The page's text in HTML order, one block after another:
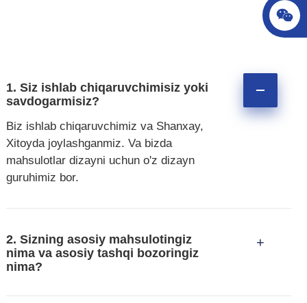
1. Siz ishlab chiqaruvchimisiz yoki
savdogarmisiz?
Biz ishlab chiqaruvchimiz va Shanxay,
Xitoyda joylashganmiz. Va bizda
mahsulotlar dizayni uchun o'z dizayn
guruhimiz bor.
2. Sizning asosiy mahsulotingiz
nima va asosiy tashqi bozoringiz
nima?
+